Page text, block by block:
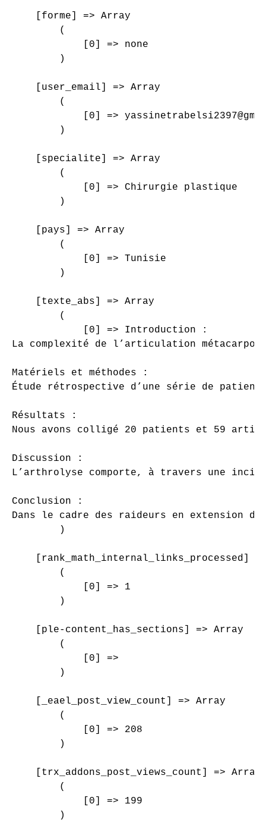
    [forme] => Array
        (
            [0] => none
        )
    [user_email] => Array
        (
[0] =>
        )
    [specialite] => Array
        (
            [0] => Chirurgie plastique
        )
    [pays] => Array
        (
            [0] => Tunisie
        )
    [texte_abs] => Array
        (
            [0] => Introduction :
La complexité de l’articulation
Matériels et méthodes :
Étude rétrospective d’une série de
Résultats :
Nous avons colligé 20 patients et 59
Discussion :
L’arthrolyse comporte, à travers une
Conclusion :
Dans le cadre des raideurs en extension
        )
[rank_math_internal_links_processed]
        (
            [0] => 1
        )
    [ple-content_has_sections] => Array
        (
            [0] =>
        )
    [_eael_post_view_count] => Array
        (
            [0] => 208
        )
    [trx_addons_post_views_count] => Array
        (
            [0] => 199
        )